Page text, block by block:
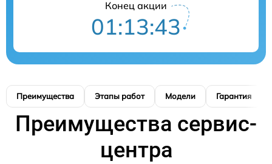
Конец акции
01:13:41
Преимущества Этапы работ Модели Гарантия
Преимущества сервис-
центра